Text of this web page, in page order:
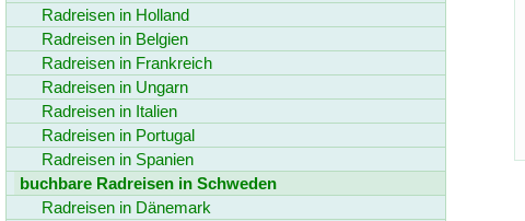
Radreisen in Holland
Radreisen in Belgien
Radreisen in Frankreich
Radreisen in Ungarn
Radreisen in Italien
Radreisen in Portugal
Radreisen in Spanien
buchbare Radreisen in Schweden
Radreisen in Dänemark